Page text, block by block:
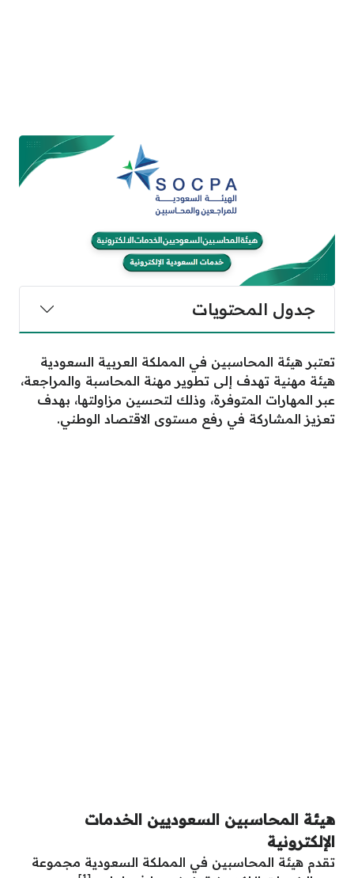
جدول المحتويات
تعتبر هيئة المحاسبين في المملكة العربية السعودية
هيئة مهنية تهدف إلى تطوير مهنة المحاسبة والمراجعة،
عبر المهارات المتوفرة، وذلك لتحسين مزاولتها، بهدف
تعزيز المشاركة في رفع مستوى الاقتصاد الوطني.
هيئة المحاسبين السعوديين الخدمات
الإلكترونية
تقدم هيئة المحاسبين في المملكة السعودية مجموعة